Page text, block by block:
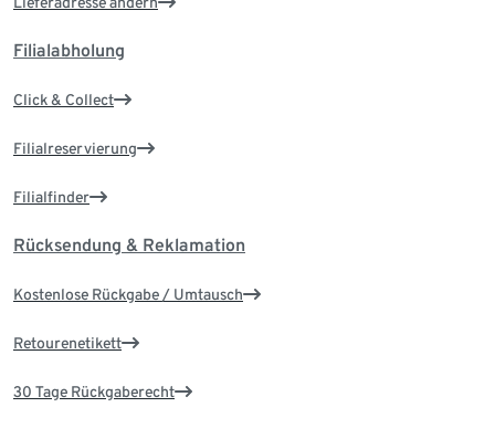
Filialabholung
Click & Collect
Filialreservierung
Filialfinder
Rücksendung & Reklamation
Kostenlose Rückgabe / Umtausch
Retourenetikett
30 Tage Rückgaberecht